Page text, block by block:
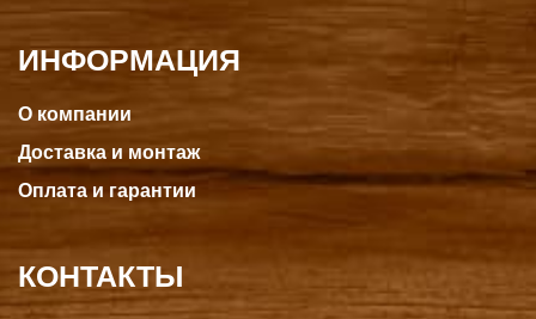
ИНФОРМАЦИЯ
О компании
Доставка и монтаж
Оплата и гарантии
КОНТАКТЫ